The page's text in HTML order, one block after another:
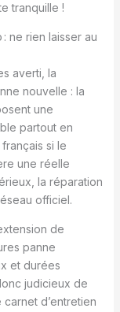
tranquille !
ne rien laisser au
averti, la
nouvelle : la
une
partout en
si le
une réelle
la réparation
officiel.
de
panne
et durées
judicieux de
d’entretien